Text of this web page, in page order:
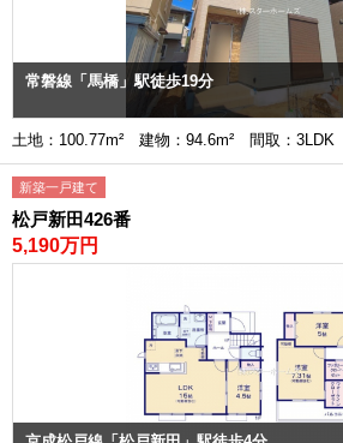
常磐線「馬橋」駅徒歩19分
土地：100.77m² 建物：94.6m² 間取：3LDK
新築一戸建て
松戸新田426番
5,190万円